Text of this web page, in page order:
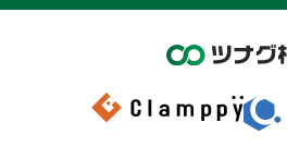
九州・沖縄
相
不動産評価(相続不動産)
相